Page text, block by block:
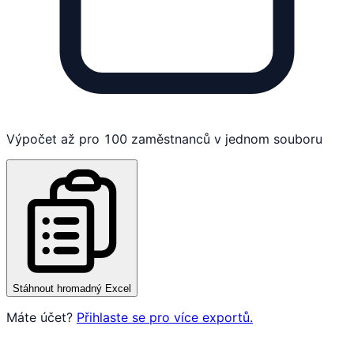
Výpočet až pro 100 zaměstnanců v jednom souboru
Stáhnout hromadný Excel
Máte účet? Přihlaste se pro více exportů.